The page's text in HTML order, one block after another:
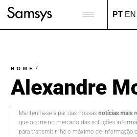
PT EN
HOME /
Alexandre
Mantenha-se a par das nossasnotícias mais
que ocorre no mercado das soluções
para transmitir-lhe o máximo de informação